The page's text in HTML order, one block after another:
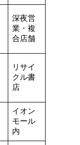
深夜営
業・複
合店舗
リサイ
クル書
店
イオン
モール
内